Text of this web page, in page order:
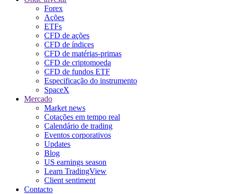
Forex
Ações
ETFs
CFD de ações
CFD de índices
CFD de matérias-primas
CFD de criptomoeda
CFD de fundos ETF
Especificação do instrumento
SpaceX
Mercado
Market news
Cotações em tempo real
Calendário de trading
Eventos corporativos
Updates
Blog
US earnings season
Learn TradingView
Client sentiment
Contacto